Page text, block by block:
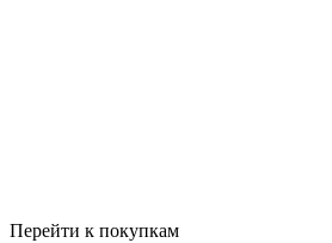
Перейти к покупкам